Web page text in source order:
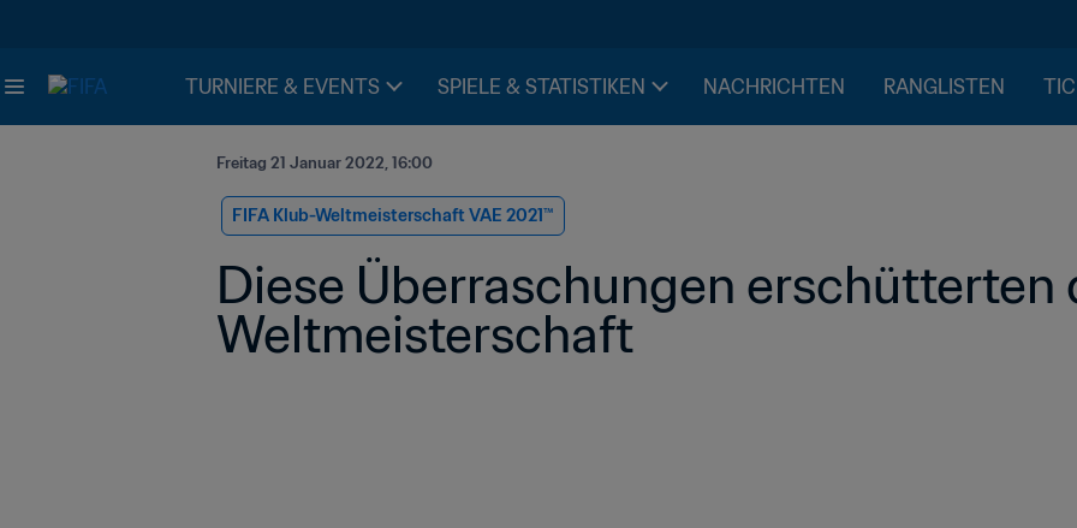
TURNIERE & EVENTS SPIELE & STATISTIKEN NACHRICHTEN RANGLISTEN
Freitag 21 Januar 2022, 16:00
FIFA Klub-Weltmeisterschaft VAE 2021™
Diese Überraschungen erschütterten
Weltmeisterschaft